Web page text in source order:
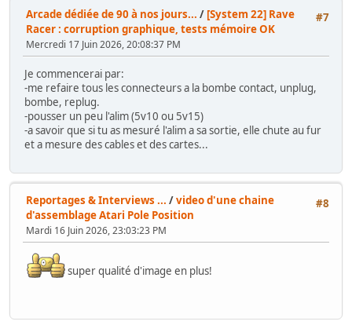
#7
Arcade dédiée de 90 à nos jours... / [System 22] Rave
Racer : corruption graphique, tests mémoire OK
Mercredi 17 Juin 2026, 20:08:37 PM
Je commencerai par:
-me refaire tous les connecteurs a la bombe contact, unplug,
bombe, replug.
-pousser un peu l'alim (5v10 ou 5v15)
-a savoir que si tu as mesuré l'alim a sa sortie, elle chute au fur
et a mesure des cables et des cartes...
#8
Reportages & Interviews ... /video d'une chaine
d'assemblage Atari Pole Position
Mardi 16 Juin 2026, 23:03:23 PM
super qualité d'image en plus!